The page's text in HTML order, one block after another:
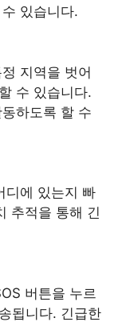
있습니다.
지역을 벗어
수 있습니다.
하도록 할 수
디에 있는지 빠
추적을 통해 긴
버튼을 누르
됩니다. 긴급한